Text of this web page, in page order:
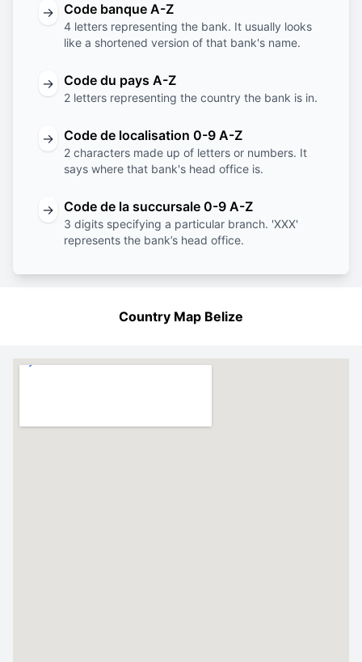
→ Code banque A-Z
4 letters representing the bank. It usually looks
like a shortened version of that bank's name.
→ Code du pays A-Z
2 letters representing the country the bank is in.
→ Code de localisation 0-9 A-Z
2 characters made up of letters or numbers. It
says where that bank's head office is.
→ Code de la succursale 0-9 A-Z
3 digits specifying a particular branch. 'XXX'
represents the bank’s head office.
Country Map Belize